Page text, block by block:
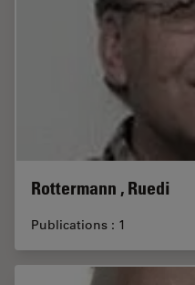
Rottermann , Ruedi
Publications : 1